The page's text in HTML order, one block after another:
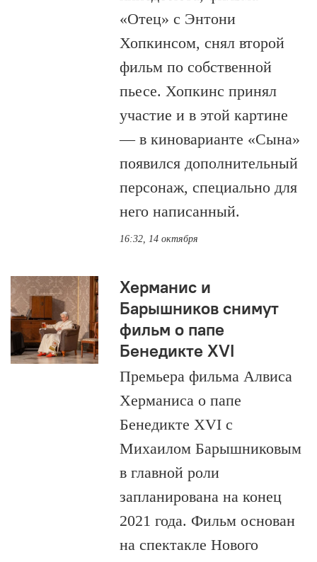
«Отец» с Энтони
Хопкинсом, снял второй
фильм по собственной
пьесе. Хопкинс принял
участие и в этой картине
— в киноварианте «Сына»
появился дополнительный
персонаж, специально для
него написанный.
16:32, 14 октября
Херманис и
Барышников снимут
фильм о папе
Бенедикте XVI
Премьера фильма Алвиса
Херманиса о папе
Бенедикте XVI с
Михаилом Барышниковым
в главной роли
запланирована на конец
2021 года. Фильм основан
на спектакле Нового